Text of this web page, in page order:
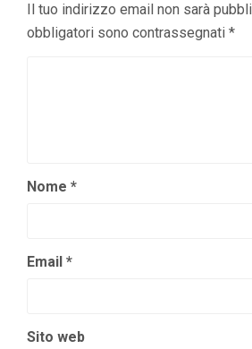
Il tuo indirizzo email non sarà
obbligatori sono contrassegnati *
Nome *
Email *
Sito web